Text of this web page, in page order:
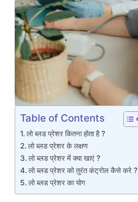
Table of Contents
लो ब्लड प्रेशर कितना होता है ?
लो ब्लड प्रेशर के लक्षण
लो ब्लड प्रेशर में क्या खाएं ?
लो ब्लड प्रेशर को तुरंत कंट्रोल कैसे करे ?
लो ब्लड प्रेशर का योग